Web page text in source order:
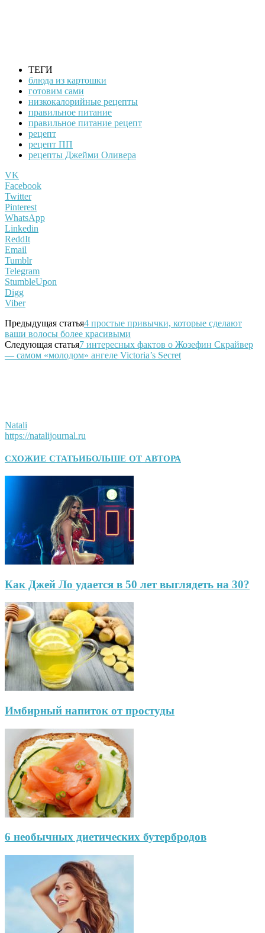
ТЕГИ
блюда из картошки
готовим сами
низкокалорийные рецепты
правильное питание
правильное питание рецепт
рецепт
рецепт ПП
рецепты Джейми Оливера
VK
Facebook
Twitter
Pinterest
WhatsApp
Linkedin
ReddIt
Email
Tumblr
Telegram
StumbleUpon
Digg
Viber
Предыдущая статья4 простые привычки, которые сделают
ваши волосы более красивыми
Следующая статья7 интересных фактов о Жозефин Скрайвер
— самом «молодом» ангеле Victoria’s Secret
Natali
https://natalijournal.ru
СХОЖИЕ СТАТЬИБОЛЬШЕ ОТ АВТОРА
Как Джей Ло удается в 50 лет выглядеть на 30?
Имбирный напиток от простуды
6 необычных диетических бутербродов